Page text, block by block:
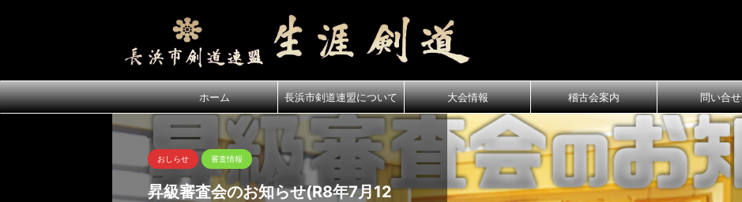
ホーム 長浜市剣道連盟について 大会情報 稽古会案内 問い合せ
おしらせ 審査情報
昇級審査会のお知らせ(R8年7月12